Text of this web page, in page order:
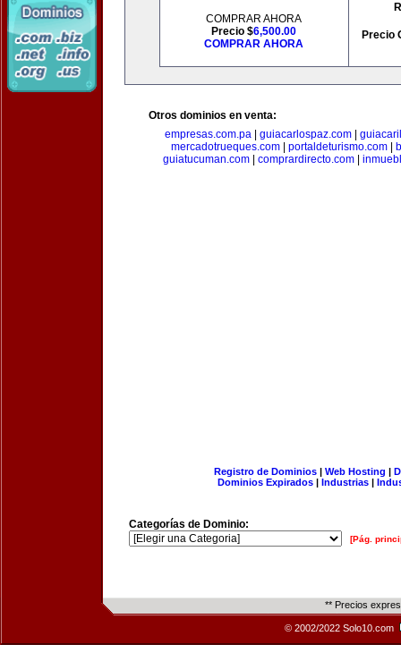
COMPRAR AHORA
Precio $6,500.00
COMPRAR AHORA
Precio
Otros dominios en venta:
empresas.com.pa| guiacarlospaz.com|
mercadotrueques.com| portaldeturismo.com|
guiatucuman.com
comprardirecto.com
Registro de Dominios| Web Hosting |
Dominios Expirados | Industrias |
Categorías de Dominio:
[Pág.
** Precios
© 2002/2022 Solo10.com